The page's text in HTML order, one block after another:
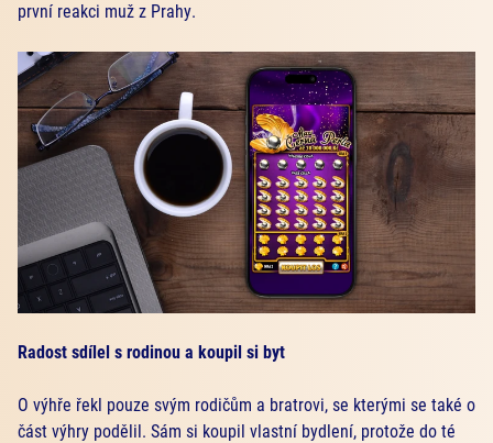
první reakci muž z Prahy.
Radost sdílel s rodinou a koupil si byt
O výhře řekl pouze svým rodičům a bratrovi, se kterými se také o
část výhry podělil. Sám si koupil vlastní bydlení, protože do té